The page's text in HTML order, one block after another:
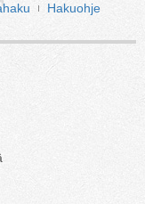
Hakuohje